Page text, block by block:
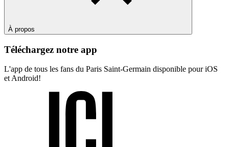
À propos
Téléchargez notre app
L'app de tous les fans du Paris Saint-Germain disponible pour iOS
et Android!